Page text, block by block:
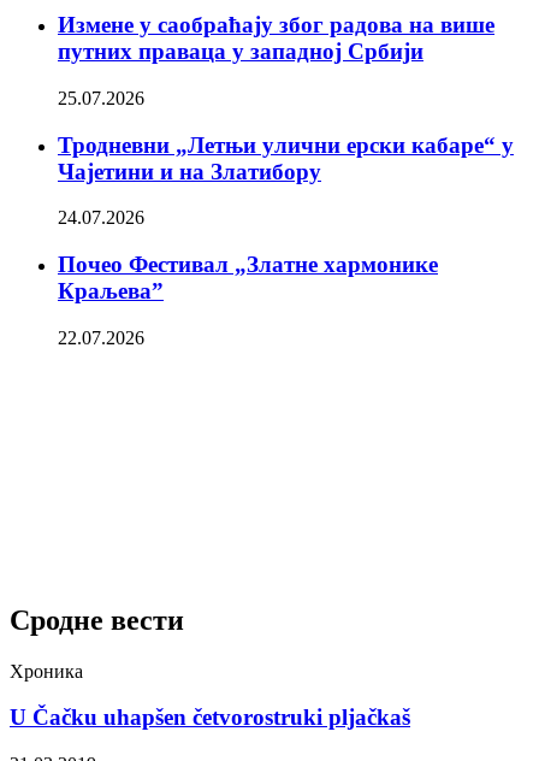
Измене у саобраћају због радова на више
путних праваца у западној Србији
25.07.2026
Тродневни „Летњи улични ерски кабаре“ у
Чајетини и на Златибору
24.07.2026
Почео Фестивал „Златне хармонике
Краљева”
22.07.2026
Сродне вести
Хроника
U Čačku uhapšen četvorostruki pljačkaš